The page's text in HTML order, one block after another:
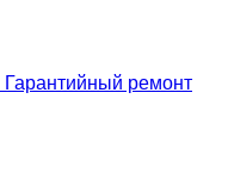
Гарантийный ремонт